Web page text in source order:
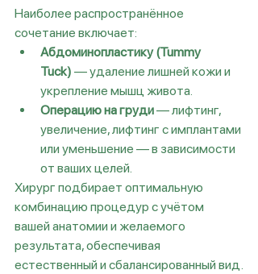
Наиболее распространённое
сочетание включает:
Абдоминопластику (Tummy
Tuck) — удаление лишней кожи и
укрепление мышц живота.
Операцию на груди — лифтинг,
увеличение, лифтинг с имплантами
или уменьшение — в зависимости
от ваших целей.
Хирург подбирает оптимальную
комбинацию процедур с учётом
вашей анатомии и желаемого
результата, обеспечивая
естественный и сбалансированный вид.